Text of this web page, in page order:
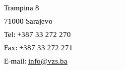
Trampina 8
71000 Sarajevo
Tel: +387 33 272 270
Fax: +387 33 272 271
E-mail: info@vzs.ba